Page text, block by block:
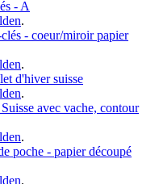
- A
.
- coeur/miroir papier
.
d'hiver suisse
.
avec vache, contour
.
poche - papier découpé
.